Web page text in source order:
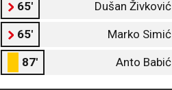
65' Dušan Živković
65' Marko Simić
87' Anto Babić